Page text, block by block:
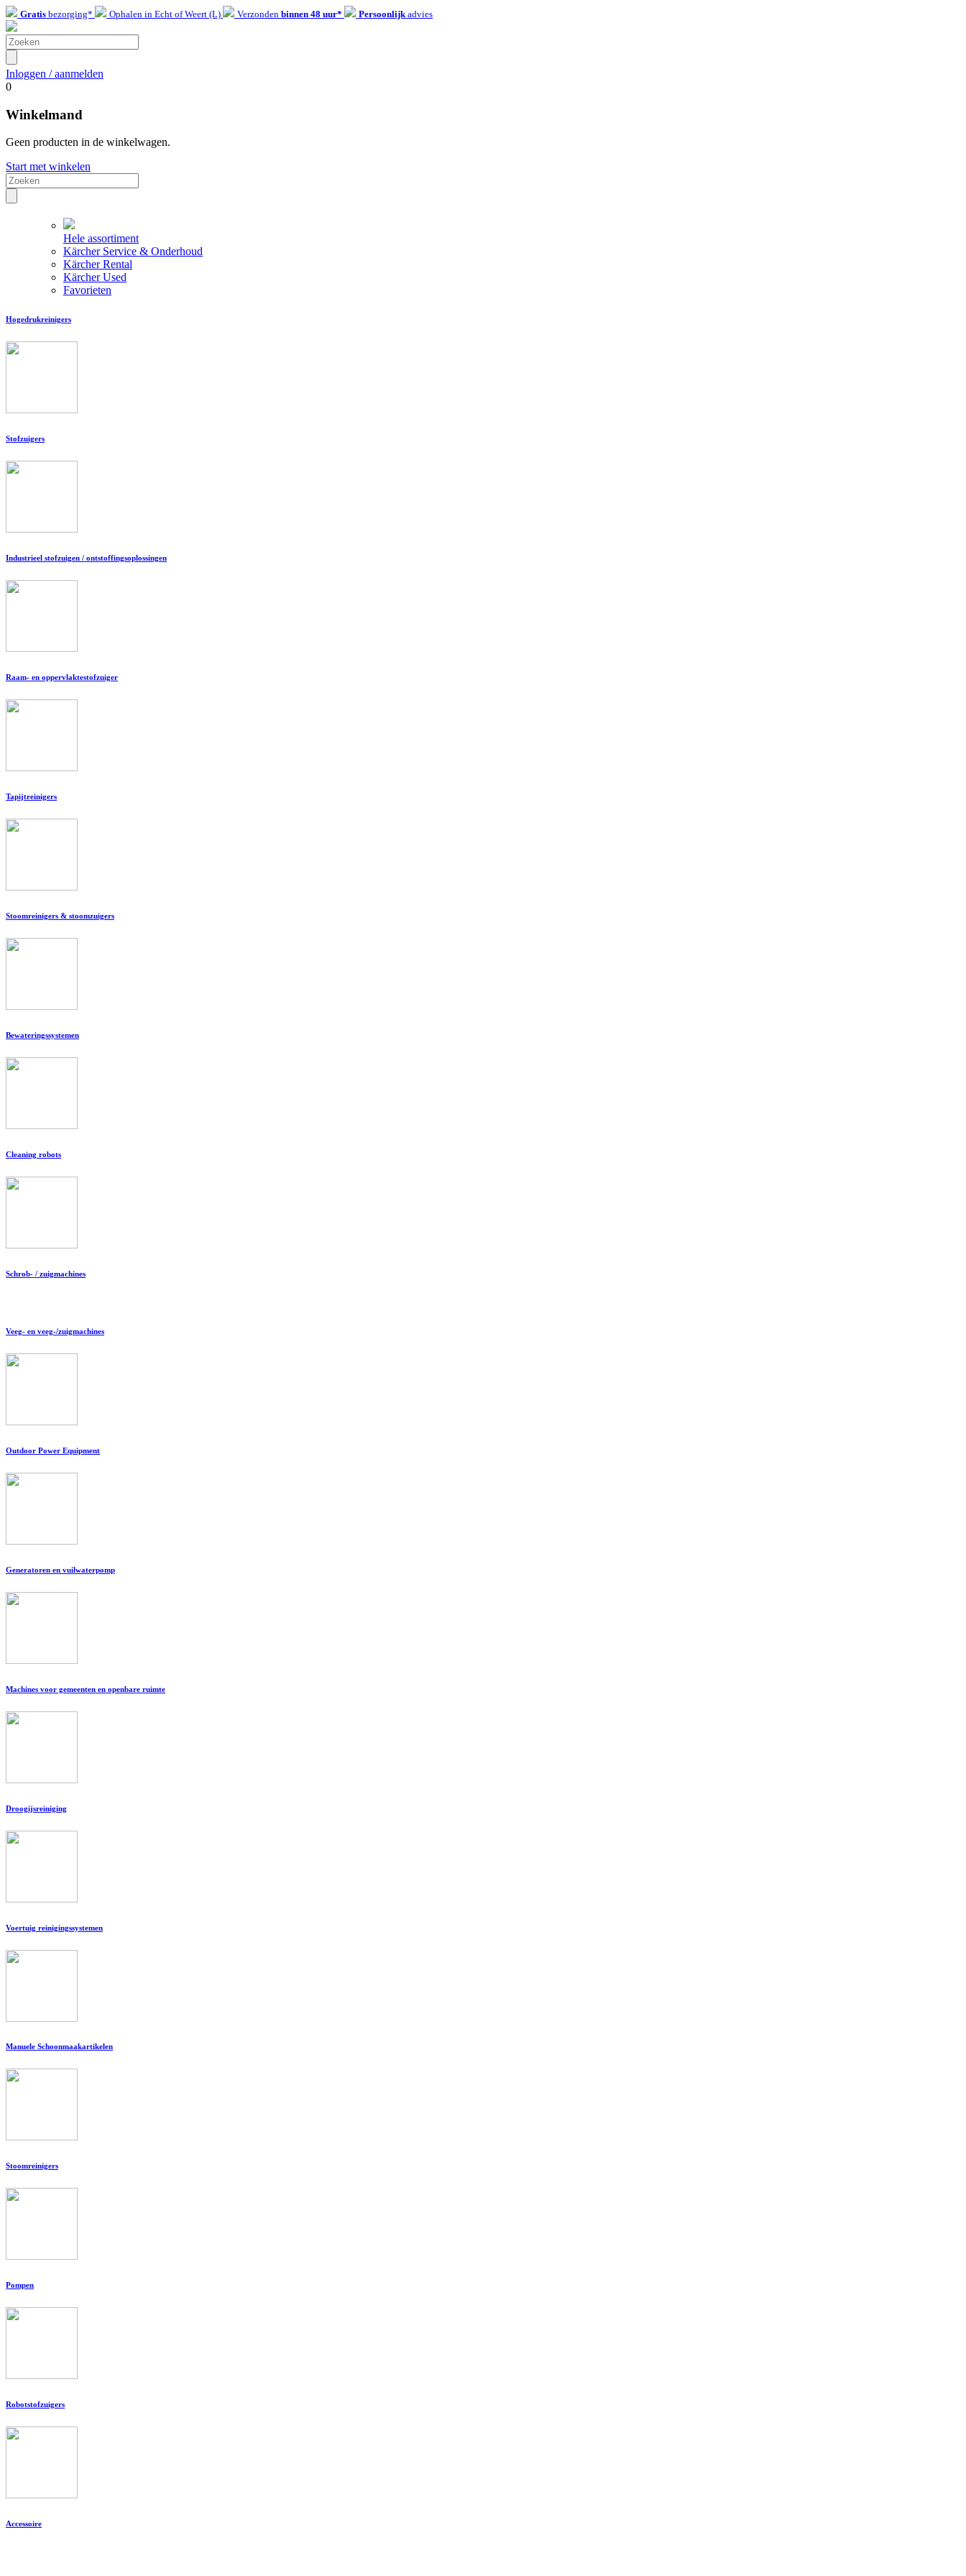
Gratis bezorging* Ophalen in Echt of Weert (L) Verzonden binnen 48 uur* Persoonlijkadvies
Inloggen / aanmelden
0
Winkelmand
Geen producten in de winkelwagen.
Start met winkelen
Hele assortiment
Kärcher Service & Onderhoud
Kärcher Rental
Kärcher Used
Favorieten
Hogedrukreinigers
Stofzuigers
Industrieel stofzuigen / ontstoffingsoplossingen
Raam- en oppervlaktestofzuiger
Tapijtreinigers
Stoomreinigers & stoomzuigers
Bewateringssystemen
Cleaning robots
Schrob- / zuigmachines
Veeg- en veeg-/zuigmachines
Outdoor Power Equipment
Generatoren en vuilwaterpomp
Machines voor gemeenten en openbare ruimte
Droogijsreiniging
Voertuig reinigingssystemen
Manuele Schoonmaakartikelen
Stoomreinigers
Pompen
Robotstofzuigers
Accessoire